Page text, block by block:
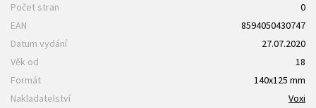
Počet stran
0
EAN
8594050430747
Datum vydání
27.07.2020
Věk od
18
Formát
140x125 mm
Nakladatelství
Voxi